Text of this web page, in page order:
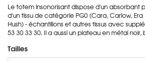
Le totem insonorisant dispose d'un absorbant
d'untissu de catégorie PG0 (Cara, Carlow,
Hush) - échantillons et autres tissus avec
53 30 33 30. Il a aussi un plateau en métal
Tailles